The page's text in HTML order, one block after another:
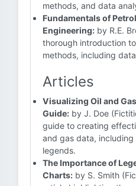
methods, and data
Fundamentals of
Engineering: by R.E.
thorough introduction
methods, including
Articles
Visualizing Oil and
Guide: by J. Doe
guide to creating
and gas data,
legends.
The Importance of
Charts: by S. Smith